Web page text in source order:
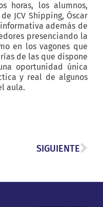
horas, los alumnos,
JCV Shipping, Óscar
además de
presenciando la
en los vagones que
de las que dispone
oportunidad única
y real de algunos
aula.
SIGUIENTE